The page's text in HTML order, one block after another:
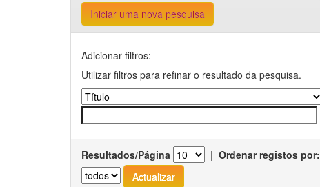
Iniciar uma nova pesquisa
Adicionar filtros:
Utilizar filtros para refinar o resultado da pesquisa.
Resultados/Página | Ordenar registos por: